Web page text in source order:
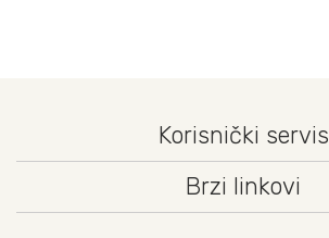
Korisnički servis
Brzi linkovi